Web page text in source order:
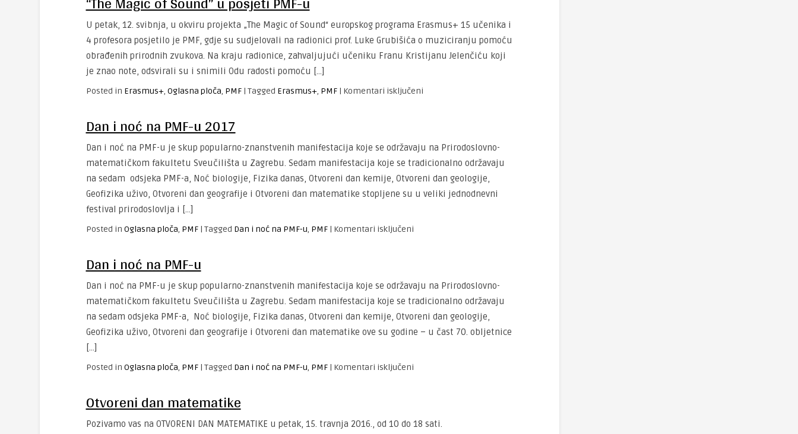
na
u
U petak, 12. svibnja, u okviru projekta „The Magic of Sound“ europskog programa Erasmus+ 15 učenika i
4 profesora posjetilo je PMF, gdje su sudjelovali na radionici prof. Luke Grubišića o muziciranju pomoću
obrađenih prirodnih zvukova. Na kraju radionice, zahvaljujući učeniku Franu Kristijanu Jelenčiću koji
je znao note, odsvirali su i snimili Odu radosti pomoću […]
Posted in Erasmus+, Oglasna ploča, PMF | Tagged Erasmus+, PMF | Komentari isključeniza
Sound”
posjeti
PMF-
u
Dan i noć na PMF-u 2017
Dan i noć na PMF-u je skup popularno-znanstvenih manifestacija koje se održavaju na Prirodoslovno-
matematičkom fakultetu Sveučilišta u Zagrebu. Sedam manifestacija koje se tradicionalno održavaju
na sedam odsjeka PMF-a, Noć biologije, Fizika danas, Otvoreni dan kemije, Otvoreni dan geologije,
Geofizika uživo, Otvoreni dan geografije i Otvoreni dan matematike stopljene su u veliki jednodnevni
festival prirodoslovlja i […]
Posted in Oglasna ploča, PMF | Tagged Dan i noć na PMF-u, PMF | Komentari isključeniza
na
PMF-
u
2017
Dan i noć na PMF-u
Dan i noć na PMF-u je skup popularno-znanstvenih manifestacija koje se održavaju na Prirodoslovno-
matematičkom fakultetu Sveučilišta u Zagrebu. Sedam manifestacija koje se tradicionalno održavaju
na sedam odsjeka PMF-a, Noć biologije, Fizika danas, Otvoreni dan kemije, Otvoreni dan geologije,
Geofizika uživo, Otvoreni dan geografije i Otvoreni dan matematike ove su godine – u čast 70. obljetnice
[…]
Posted in Oglasna ploča, PMF | Tagged Dan i noć na PMF-u, PMF | Komentari isključeniza
na
Otvoreni dan matematike
Pozivamo vas na OTVORENI DAN MATEMATIKE u petak, 15. travnja 2016., od 10 do 18 sati.